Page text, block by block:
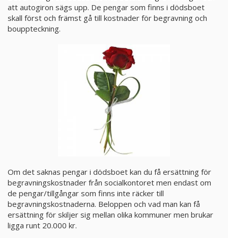
PRODUKTER & PRISER
LIVESTREAMING
att autogiron sägs upp. De pengar som finns i dödsboet
skall först och främst gå till kostnader för begravning och
bouppteckning.
Om det saknas pengar i dödsboet kan du få ersättning för
begravningskostnader från socialkontoret men endast om
de pengar/tillgångar som finns inte räcker till
begravningskostnaderna. Beloppen och vad man kan få
ersättning för skiljer sig mellan olika kommuner men brukar
ligga runt 20.000 kr.